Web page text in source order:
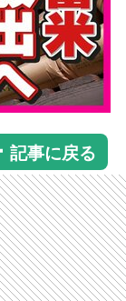
記事に戻る